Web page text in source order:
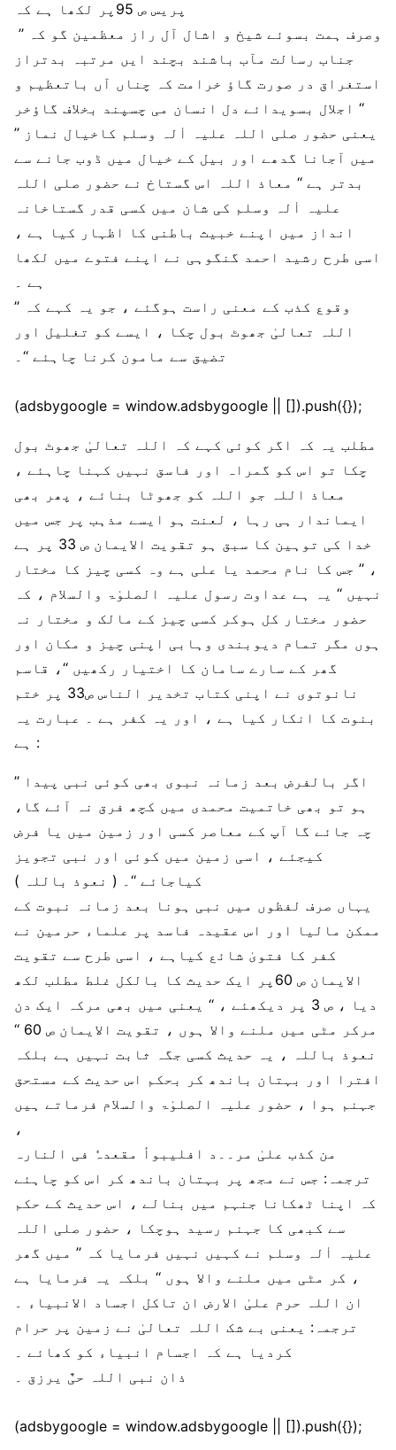
پریس ص 95پر لکھا ہے کہ
’’ وصرف ہمت بسوئے شیخ و اشال آل راز معظمین گو کہ
جناب رسالت مآب باشند بچند ایں مرتبہ بدتراز
استغراق در صورت گاؤ خرامت کہ چناں آں باتعظیم و
اجلال بسویدائے دل انسان می چسپند بخلاف گاؤخر ‘‘
’’ یعنی حضور صلی اللہ علیہ اٰلہ وسلم کاخیال نماز
میں آجانا گدھے اور بیل کے خیال میں ڈوب جانے سے
بدتر ہے ‘‘ معاذ اللہ اس گستاخ نے حضور صلی اللہ
علیہ اٰلہ وسلم کی شان میں کسی قدر گستاخانہ
انداز میں اپنے خبیث باطنی کا اظہار کیا ہے ،
اسی طرح رشید احمد گنگوہی نے اپنے فتوے میں لکھا
ہے ۔
’’ وقوع کذب کے معنی راست ہوگئے ، جو یہ کہے کہ
اللہ تعالیٰ جھوٹ بول چکا ، ایسے کو تغلیل اور
تضیق سے مامون کرنا چاہئے ‘‘۔
(adsbygoogle = window.adsbygoogle || []).push({});
مطلب یہ کہ اگر کوئی کہے کہ اللہ تعالیٰ جھوٹ بول
چکا تو اس کو گمراہ اور فاسق نہیں کہنا چاہئے ،
معاذ اللہ جو اللہ کو جھوٹا بنائے ، پھر بھی
ایماندار ہی رہا ، لعنت ہو ایسے مذہب پر جس میں
خدا کی توہین کا سبق ہو تقویت الایمان ص 33 پر ہے
، ’’ جس کا نام محمد یا علی ہے وہ کسی چیز کا مختار
نہیں ‘‘ یہ ہے عداوت رسول علیہ الصلوٰۃ والسلام ، کہ
حضور مختار کل ہوکر کسی چیز کے مالک و مختار نہ
ہوں مگر تمام دیوبندی وہابی اپنی چیز و مکان اور
گھر کے سارے سامان کا اختیار رکھیں ‘‘، قاسم
نانوتوی نے اپنی کتاب تخدیر الناس ص33 پر ختم
بنوت کا انکار کیا ہے ، اور یہ کفر ہے ۔ عبارت یہ
ہے :
’’ اگر بالفرض بعد زمانہ نبوی بھی کوئی نبی پیدا
ہو تو بھی خاتمیت محمدی میں کچھ فرق نہ آئے گا،
چہ جائے گا آپ کے معاصر کسی اور زمین میں یا فرض
کیجئے ، اسی زمین میں کوئی اور نبی تجویز
کیاجائے ‘‘۔ ( نعوذ باللہ )
یہاں صرف لفظوں میں نبی ہونا بعد زمانہ نبوت کے
ممکن مالیا اور اس عقیدہ فاسد پر علماء حرمین نے
کفر کا فتویٰ شائع کیاہے ، اسی طرح سے تقویت
الایمان ص 60پر ایک حدیث کا بالکل غلط مطلب لکھ
دیا ، ص 3 پر دیکھئے ، ‘‘ یعنی میں بھی مرکہ ایک دن
مرکر مٹی میں ملنے والا ہوں ، تقویت الایمان ص 60 ‘‘
نعوذ باللہ ، یہ حدیث کسی جگہ ثابت نہیں ہے بلکہ
افترا اور بہتان باندھ کر بحکم اس حدیث کے مستحق
جہنم ہوا ، حضور علیہ الصلوٰۃ والسلام فرماتے ہیں
،
ترجمہ: جس نے مجھ پر بہتان باندھ کر اس کو چاہئے
کہ اپنا ٹھکانا جنہم میں بنالے ، اس حدیث کے حکم
سے کبھی کا جہنم رسید ہوچکا ، حضور صلی اللہ
علیہ اٰلہ وسلم نے کہیں نہیں فرمایا کہ ’’ میں گھر
کر مٹی میں ملنے والا ہوں ‘‘ بلکہ یہ فرمایا ہے ،
ترجمہ: یعنی بے شک اللہ تعالیٰ نے زمین پر حرام
کردیا ہے کہ اجسام انبیاء کو کھائے ۔
ذان نبی اللہ حیٌ یرزق ۔
(adsbygoogle = window.adsbygoogle || []).push({});